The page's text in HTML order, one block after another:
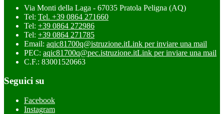
Via Monti della Laga - 67035 Pratola Peligna (AQ)
Tel: Tel. +39 0864 271660
Tel: +39 0864 272986
Tel: +39 0864 271785
Email: aqic81700q@istruzione.itLink per inviare una mail
PEC: aqic81700q@pec.istruzione.itLink per inviare una mail
C.F.: 83001520663
Seguici su
Facebook
Instagram